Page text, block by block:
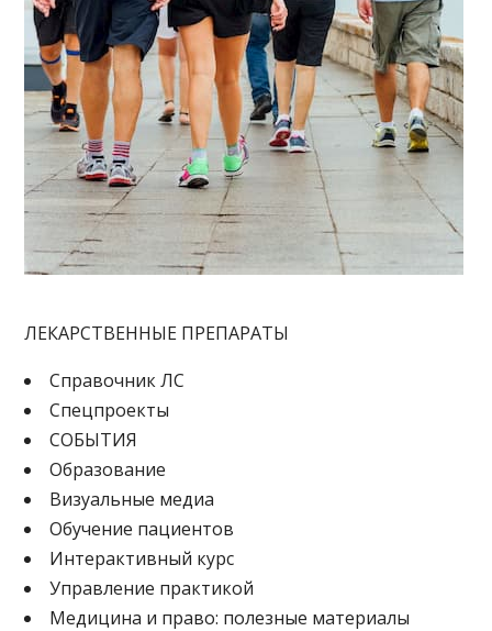
ЛЕКАРСТВЕННЫЕ ПРЕПАРАТЫ
Cправочник ЛС
Спецпроекты
СОБЫТИЯ
Образование
Визуальные медиа
Обучение пациентов
Интерактивный курс
Управление практикой
Медицина и право: полезные материалы